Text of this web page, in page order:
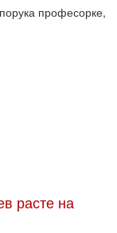
професорке,
расте на